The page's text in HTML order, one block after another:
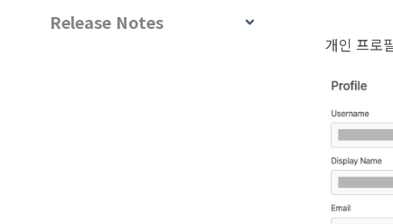
Release Notes
개인 프로